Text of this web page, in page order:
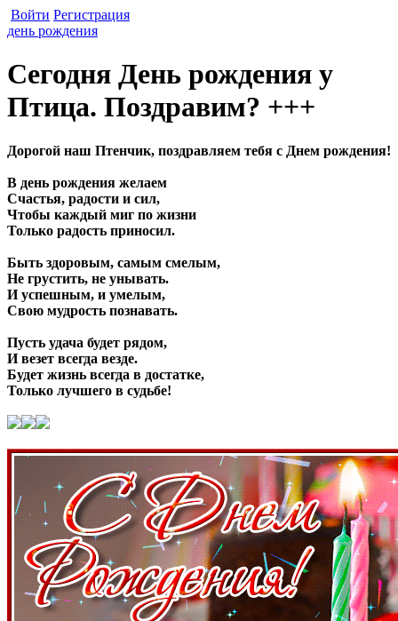
Войти Регистрация
день рождения
Сегодня День рождения у
Птица. Поздравим? +++
Дорогой наш Птенчик, поздравляем тебя с Днем рождения!
В день рождения желаем
Счастья, радости и сил,
Чтобы каждый миг по жизни
Только радость приносил.
Быть здоровым, самым смелым,
Не грустить, не унывать.
И успешным, и умелым,
Свою мудрость познавать.
Пусть удача будет рядом,
И везет всегда везде.
Будет жизнь всегда в достатке,
Только лучшего в судьбе!